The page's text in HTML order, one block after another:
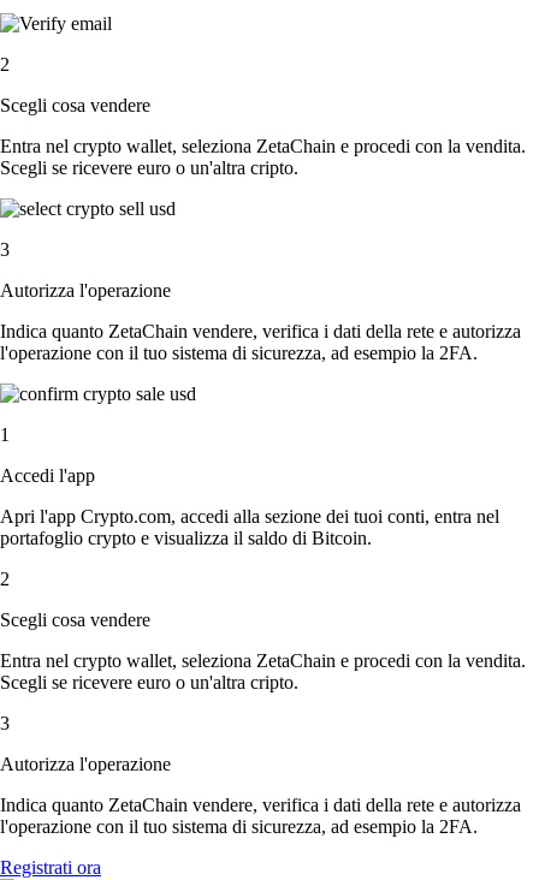
2
Scegli cosa vendere
Entra nel crypto wallet, seleziona ZetaChain e procedi con la vendita.
Scegli se ricevere euro o un'altra cripto.
3
Autorizza l'operazione
Indica quanto ZetaChain vendere, verifica i dati della rete e autorizza
l'operazione con il tuo sistema di sicurezza, ad esempio la 2FA.
1
Accedi l'app
Apri l'app Crypto.com, accedi alla sezione dei tuoi conti, entra nel
portafoglio crypto e visualizza il saldo di Bitcoin.
2
Scegli cosa vendere
Entra nel crypto wallet, seleziona ZetaChain e procedi con la vendita.
Scegli se ricevere euro o un'altra cripto.
3
Autorizza l'operazione
Indica quanto ZetaChain vendere, verifica i dati della rete e autorizza
l'operazione con il tuo sistema di sicurezza, ad esempio la 2FA.
Registrati ora